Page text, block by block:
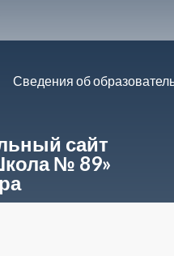
Сведения об
сайт
№ 89»